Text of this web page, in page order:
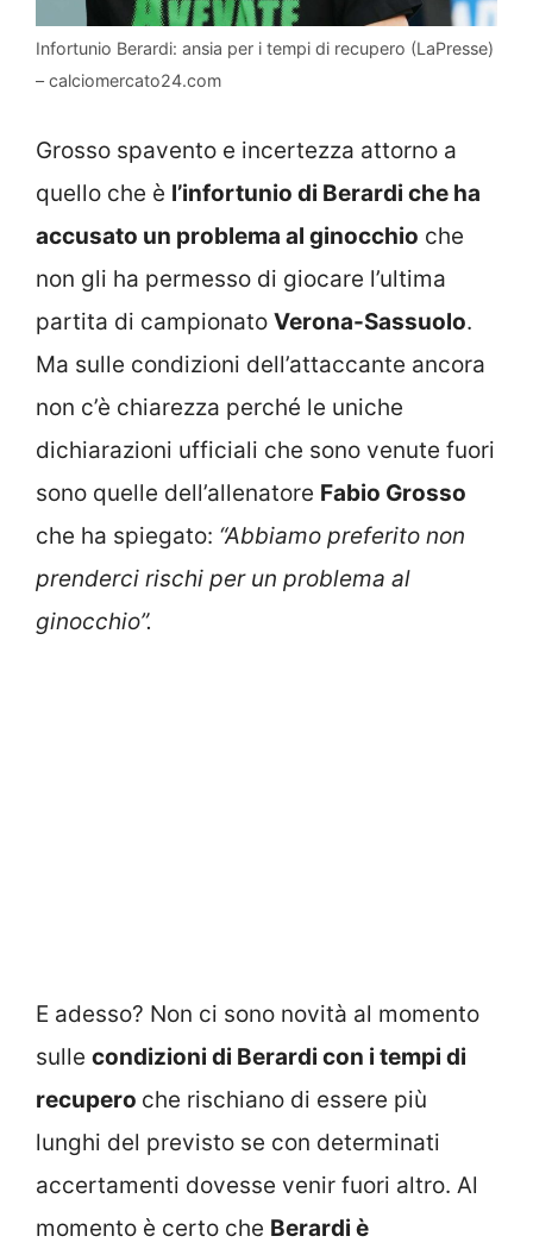
Infortunio Berardi: ansia per i tempi di recupero (LaPresse)
– calciomercato24.com
Grosso spavento e incertezza attorno a
quello che è l’infortunio di Berardi che ha
accusato un problema al ginocchio che
non gli ha permesso di giocare l’ultima
partita di campionato Verona-Sassuolo.
Ma sulle condizioni dell’attaccante ancora
non c’è chiarezza perché le uniche
dichiarazioni ufficiali che sono venute fuori
sono quelle dell’allenatore Fabio Grosso
che ha spiegato: “Abbiamo preferito non
prenderci rischi per un problema al
ginocchio”.
E adesso? Non ci sono novità al momento
sulle condizioni di Berardi con i tempi di
recupero che rischiano di essere più
lunghi del previsto se con determinati
accertamenti dovesse venir fuori altro. Al
momento è certo che Berardi è